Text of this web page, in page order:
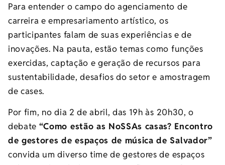
Para entender o campo do agenciamento de
carreira e empresariamento artístico, os
participantes falam de suas experiências e de
inovações. Na pauta, estão temas como funções
exercidas, captação e geração de recursos para
sustentabilidade, desafios do setor e amostragem
de cases.
Por fim, no dia 2 de abril, das 19h às 20h30, o
debate “Como estão as NoSSAs casas? Encontro
de gestores de espaços de música de Salvador”
convida um diverso time de gestores de espaços